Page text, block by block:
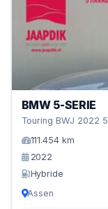
BMW 5-SERIE
Touring BWJ 2022
111.454 km
2022
Hybride
Assen